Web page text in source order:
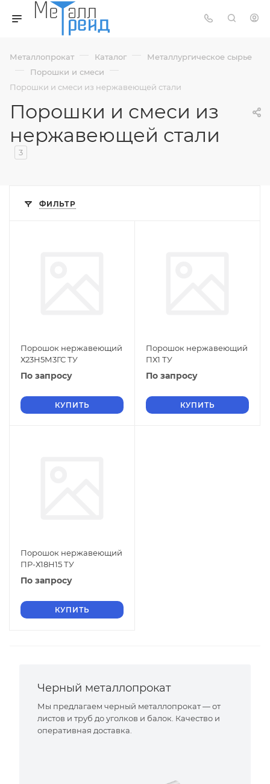
Металлопрокат — Каталог — Металлургическое сырье
— Порошки и смеси —
Порошки и смеси из нержавеющей стали
Порошки и смеси из
нержавеющей стали
3
ФИЛЬТР
Порошок нержавеющий
Х23Н5М3ГС ТУ
По запросу
КУПИТЬ
Порошок нержавеющий
ПХ1 ТУ
По запросу
КУПИТЬ
Порошок нержавеющий
ПР-Х18Н15 ТУ
По запросу
КУПИТЬ
Черный металлопрокат
Мы предлагаем черный металлопрокат — от
листов и труб до уголков и балок. Качество и
оперативная доставка.